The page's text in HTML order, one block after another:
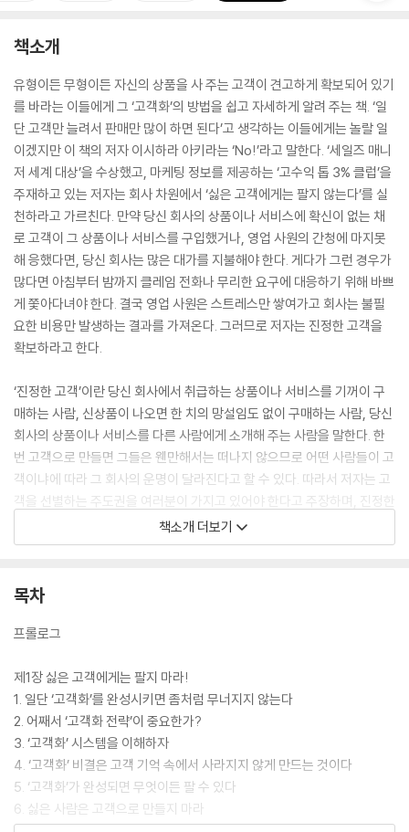
책소개
유형이든 무형이든 자신의 상품을 사 주는 고객이 견고하게 확보되어 있기
를 바라는 이들에게 그 ‘고객화’의 방법을 쉽고 자세하게 알려 주는 책. ‘일
단 고객만 늘려서 판매만 많이 하면 된다’고 생각하는 이들에게는 놀랄 일
이겠지만 이 책의 저자 이시하라 아키라는 ‘No!’라고 말한다. ‘세일즈 매니
저 세계 대상’을 수상했고, 마케팅 정보를 제공하는 ‘고수익 톱 3% 클럽’을
주재하고 있는 저자는 회사 차원에서 ‘싫은 고객에게는 팔지 않는다’를 실
천하라고 가르친다. 만약 당신 회사의 상품이나 서비스에 확신이 없는 채
로 고객이 그 상품이나 서비스를 구입했거나, 영업 사원의 간청에 마지못
해 응했다면, 당신 회사는 많은 대가를 지불해야 한다. 게다가 그런 경우가
많다면 아침부터 밤까지 클레임 전화나 무리한 요구에 대응하기 위해 바쁘
게 쫓아다녀야 한다. 결국 영업 사원은 스트레스만 쌓여가고 회사는 불필
요한 비용만 발생하는 결과를 가져온다. 그러므로 저자는 진정한 고객을
확보하라고 한다.
‘진정한 고객’이란 당신 회사에서 취급하는 상품이나 서비스를 기꺼이 구
매하는 사람, 신상품이 나오면 한 치의 망설임도 없이 구매하는 사람, 당신
회사의 상품이나 서비스를 다른 사람에게 소개해 주는 사람을 말한다. 한
번 고객으로 만들면 그들은 웬만해서는 떠나지 않으므로 어떤 사람들이 고
객이냐에 따라 그 회사의 운명이 달라진다고 할 수 있다. 따라서 저자는 고
객을 선별하는 주도권을 여러분이 가지고 있어야 한다고 주장하며, 진정한
고객을 구축하는 4단계의 고객화 전략을 상세하게 가르쳐 주고 있다. 나아
가서 고객화가 제대로 구축되면 고객들은 당신 회사의 상품과 서비스를 신
하게 될 것이라고 강조한다.
책소개 더보기
목차
프롤로그
제1장 싫은 고객에게는 팔지 마라!
1. 일단 ‘고객화’를 완성시키면 좀처럼 무너지지 않는다
2. 어째서 ‘고객화 전략’이 중요한가?
3. ‘고객화’ 시스템을 이해하자
4. ‘고객화’ 비결은 고객 기억 속에서 사라지지 않게 만드는 것이다
5. ‘고객화’가 완성되면 무엇이든 팔 수 있다
6. 싫은 사람은 고객으로 만들지 마라